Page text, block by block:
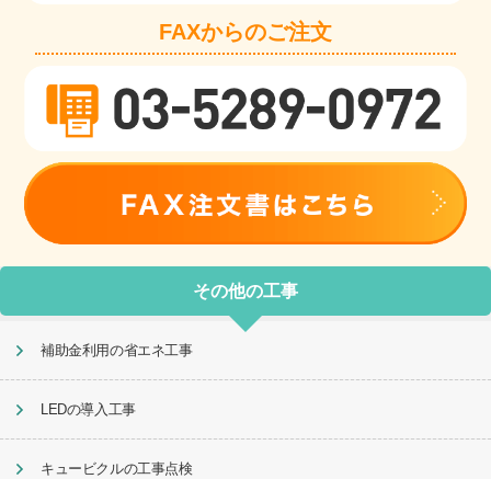
FAXからのご注文
その他の工事
補助金利用の省エネ工事
LEDの導入工事
キュービクルの工事点検